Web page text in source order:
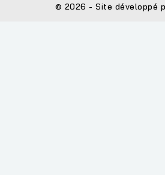
© 2026 - Site développé